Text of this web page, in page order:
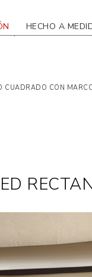
HECHO A
CATÁLOGO
CUADRADO CON